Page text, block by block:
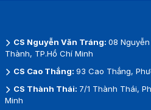
CS Nguyễn Văn Tráng: 08
Thành, TP.Hồ Chí Minh
CS Cao Thắng: 93 Cao Thắng,
CS Thành Thái: 7/1 Thành Thái,
Minh